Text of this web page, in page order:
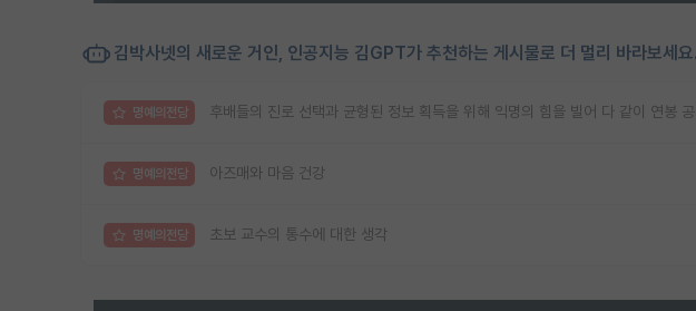
김박사넷의 새로운 거인, 인공지능 김GPT가 추천하는 게시물로 더 멀리 바라보세요.
명예의전당 후배들의 진로 선택과 균형된 정보 획득을 위해 익명의 힘을 빌어 다 같이 연봉
명예의전당 아즈매와 마음 건강
명예의전당 초보 교수의 통수에 대한 생각